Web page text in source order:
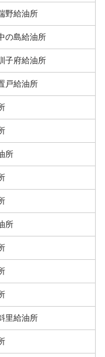
野給油所
の島給油所
子府給油所
戸給油所
所
所
里給油所